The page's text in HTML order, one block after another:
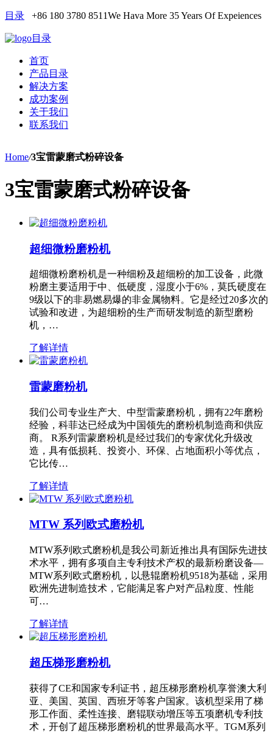
目录 +86 180 3780 8511We Hava More 35 Years Of Expeiences
目录
首页
产品目录
解决方案
成功案例
关于我们
联系我们
Home/3宝雷蒙磨式粉碎设备
3宝雷蒙磨式粉碎设备
超细微粉磨粉机
超细微粉磨粉机是一种细粉及超细粉的加工设备，此微
粉磨主要适用于中、低硬度，湿度小于6%，莫氏硬度在
9级以下的非易燃易爆的非金属物料。它是经过20多次的
试验和改进，为超细粉的生产而研发制造的新型磨粉
机，…
了解详情
雷蒙磨粉机
我们公司专业生产大、中型雷蒙磨粉机，拥有22年磨粉
经验，科菲达已经成为中国领先的磨粉机制造商和供应
商。 R系列雷蒙磨粉机是经过我们的专家优化升级改
造，具有低损耗、投资小、环保、占地面积小等优点，
它比传…
了解详情
MTW 系列欧式磨粉机
MTW系列欧式磨粉机是我公司新近推出具有国际先进技
术水平，拥有多项自主专利技术产权的最新粉磨设备—
MTW系列欧式磨粉机，以悬辊磨粉机9518为基础，采用
欧洲先进制造技术，它能满足客户对产品粒度、性能
可…
了解详情
超压梯形磨粉机
获得了CE和国家专利证书，超压梯形磨粉机享誉澳大利
亚、美国、英国、西班牙等客户国家。该机型采用了梯
形工作面、柔性连接、磨辊联动增压等五项磨机专利技
术，开创了超压梯形磨粉机的世界最高水平。TGM系列